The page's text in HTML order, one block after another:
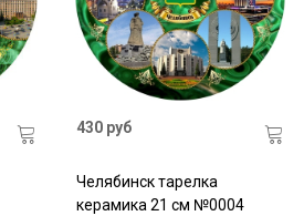
430 руб
Челябинск тарелка
керамика 21 см №0004